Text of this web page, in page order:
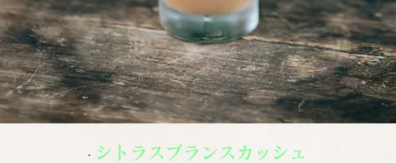
・ シトラスブランスカッシュ